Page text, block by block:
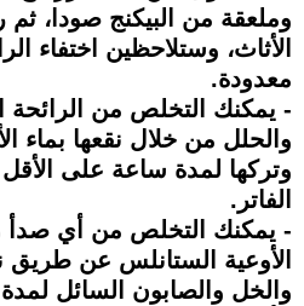
وملعقة من البيكنج صودا،
الأثاث، وستلاحظين اختفاء
معدودة.
- يمكنك التخلص من الرائحة
والحلل من خلال نقعها بماء
وتركها لمدة ساعة على الأقل
الفاتر.
- يمكنك التخلص من أي صدأ
الأوعية الستانلس عن طريق
والخل والصابون السائل